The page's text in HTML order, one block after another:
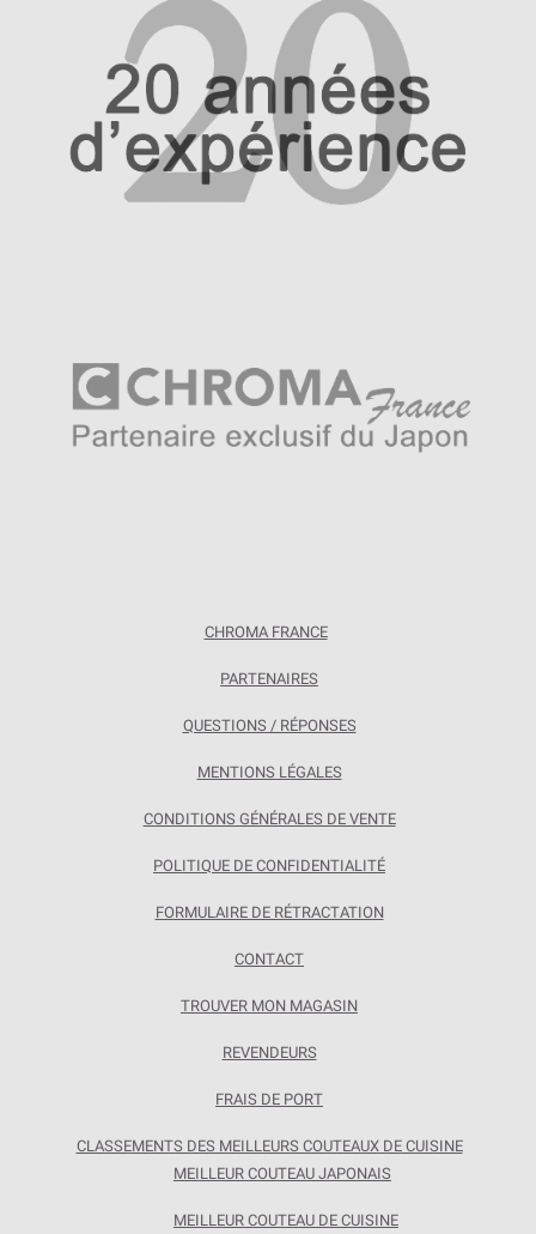
CHROMA FRANCE
PARTENAIRES
QUESTIONS / RÉPONSES
MENTIONS LÉGALES
CONDITIONS GÉNÉRALES DE VENTE
POLITIQUE DE CONFIDENTIALITÉ
FORMULAIRE DE RÉTRACTATION
CONTACT
TROUVER MON MAGASIN
REVENDEURS
FRAIS DE PORT
CLASSEMENTS DES MEILLEURS COUTEAUX DE CUISINE
MEILLEUR COUTEAU JAPONAIS
MEILLEUR COUTEAU DE CUISINE